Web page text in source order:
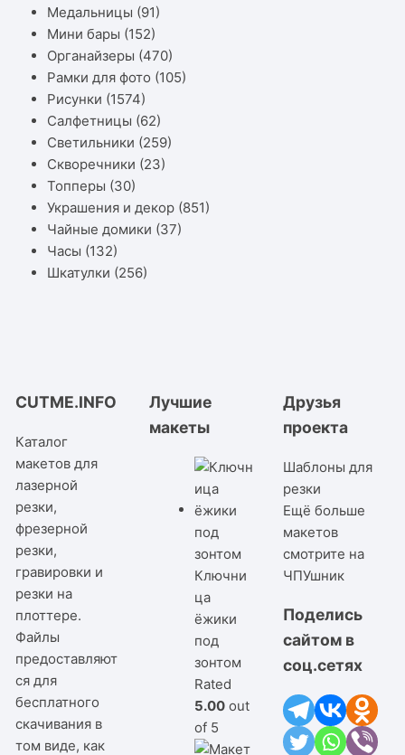
Медальницы (91)
Мини бары (152)
Органайзеры (470)
Рамки для фото (105)
Рисунки (1574)
Салфетницы (62)
Светильники (259)
Скворечники (23)
Топперы (30)
Украшения и декор (851)
Чайные домики (37)
Часы (132)
Шкатулки (256)
CUTME.INFO
Каталог
макетов для
лазерной
резки,
фрезерной
резки,
гравировки и
резки на
плоттере.
Файлы
предоставляют
ся для
бесплатного
скачивания в
том виде, как
Лучшие
макеты
Ключни
ца
ёжики
под
зонтом
Rated
5.00 out
of 5
Друзья
проекта
Шаблоны для
резки
Ещё больше
макетов
смотрите на
ЧПУшник
Поделись
сайтом в
соц.сетях